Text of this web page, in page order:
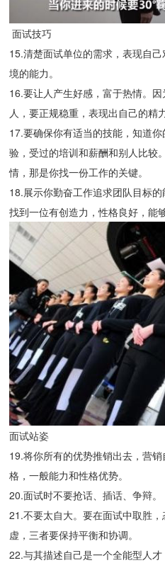
面试技巧
15.清楚面试单位的需求，表现自
境的能力。
16.要让人产生好感，富于热情。
人，要正规稳重，表现出自己的精
17.要确保你有适当的技能，知道
验，受过的培训和薪酬和别人比较
情，那是你找一份工作的关键。
18.展示你勤奋工作追求团队目标
找到一位有创造力，性格良好，能
面试站姿
19.将你所有的优势推销出去，营
格，一般能力和性格优势。
20.面试时不要抢话、插话、争辩。
21.不要太自大。要在面试中取胜
虚，三者要保持平衡和协调。
22.与其描述自己是一个全能型人